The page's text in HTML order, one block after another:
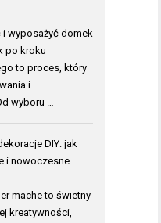
wyposażyć domek
po kroku
to proces, który
i
wyboru …
DIY: jak
i nowoczesne
mache to świetny
kreatywności,